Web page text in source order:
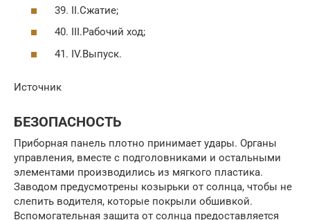
39. II.Сжатие;
40. III.Рабочий ход;
41. IV.Выпуск.
Источник
БЕЗОПАСНОСТЬ
Приборная панель плотно принимает удары. Органы
управления, вместе с подголовниками и остальными
элементами производились из мягкого пластика.
Заводом предусмотрены козырьки от солнца, чтобы не
слепить водителя, которые покрыли обшивкой.
Вспомогательная защита от солнца предоставляется